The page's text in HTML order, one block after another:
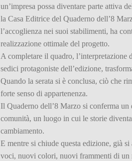
un’impresa possa diventare parte attiva
la Casa Editrice del Quaderno dell’8
l’accoglienza nei suoi stabilimenti, ha
realizzazione ottimale del progetto.
A completare il quadro,
sedici protagoniste dell’edizione,
Quando la serata si è conclusa, ciò che
forte senso di appartenenza.
Il Quaderno dell’8 Marzo si conferma
comunità, un luogo in cui le storie
cambiamento.
E mentre si chiude questa edizione, già
voci, nuovi colori, nuovi frammenti di un